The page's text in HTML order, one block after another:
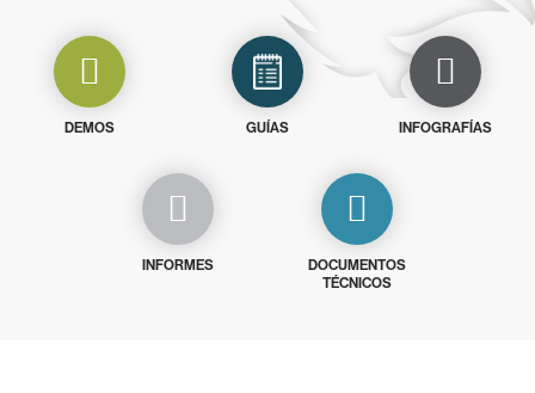
DEMOS GUÍAS INFOGRAFÍAS
INFORMES
DOCUMENTOS
TÉCNICOS